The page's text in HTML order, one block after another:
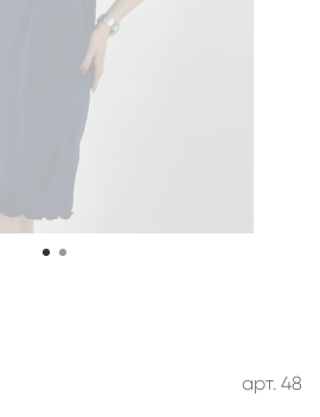
арт. 48